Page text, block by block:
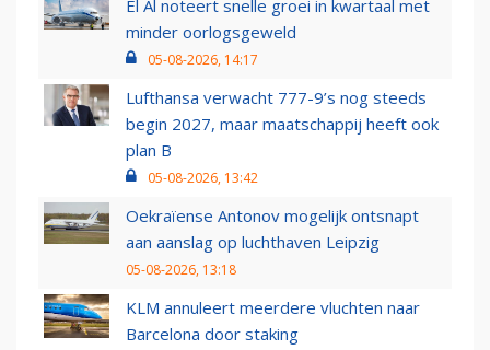
El Al noteert snelle groei in kwartaal met
minder oorlogsgeweld
05-08-2026, 14:17
Lufthansa verwacht 777-9’s nog steeds
begin 2027, maar maatschappij heeft ook
plan B
05-08-2026, 13:42
Oekraïense Antonov mogelijk ontsnapt
aan aanslag op luchthaven Leipzig
05-08-2026, 13:18
KLM annuleert meerdere vluchten naar
Barcelona door staking